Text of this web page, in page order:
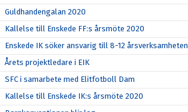
Guldhandengalan 2020
Kallelse till Enskede FF:s årsmöte 2020
Enskede IK söker ansvarig till 8-12 årsverksamheten
Årets projektledare i EIK
SFC i samarbete med Elitfotboll Dam
Kallelse till Enskede IK:s årsmöte 2020